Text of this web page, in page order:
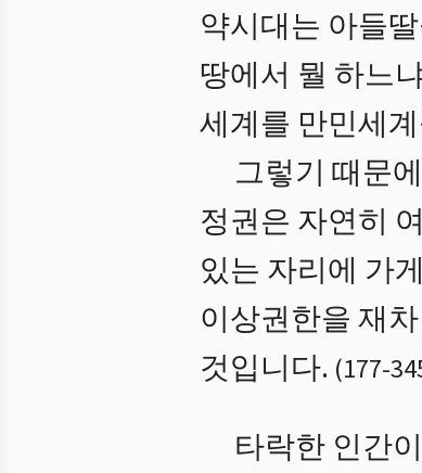
약시대는 아들
땅에서 뭘 하느
세계를 만민세
그렇기 때문
정권은 자연히
있는 자리에 가
이상권한을 재
것입니다. (177-
타락한 인간